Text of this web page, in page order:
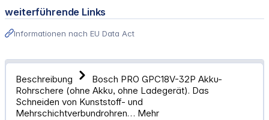
weiterführende Links
Informationen nach EU Data Act
Beschreibung
Bosch PRO GPC18V-32P Akku-
Rohrschere (ohne Akku, ohne Ladegerät). Das
Schneiden von Kunststoff- und
Mehrschichtverbundrohren… Mehr